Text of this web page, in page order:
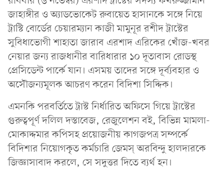
জাহাঙ্গীর ও অ্যাডভোকেট রুবায়েত হাসানকে সঙ্গে নিয়ে
ট্রাস্টি বোর্ডের চেয়ারম্যান কাজী মামুনূর রশীদ ট্রাস্টের
সুবিধাভোগী শাহাতা জারাব এরশাদ এরিকের খোঁজ-খবর
নেয়ার জন্য রাজধানীর বারিধারার ১০ দূতাবাস রোডস্থ
প্রেসিডেন্ট পার্কে যান। এসময় তাদের সঙ্গে দূর্ব্যবহার ও
অসৌজন্যমূলক আচরণ করেন বিদিশা সিদ্দিক।
এমনকি পরবর্তিতে ট্রাস্ট নির্ধারিত অফিসে গিয়ে ট্রাস্টের
গুরুত্বপূর্ণ দলিল দস্তাবেজ, রেজুলেশন বই, বিভিন্ন মামলা-
মোকাদ্দমার কপিসহ প্রয়োজনীয় কাগজপত্র সম্পর্কে
বিদিশার নিয়োগকৃত কর্মচারি জেমস্ অরবিন্দু হালদারকে
জিজ্ঞাসাবাদ করলে, সে সদুত্তর দিতে ব্যর্থ হন।